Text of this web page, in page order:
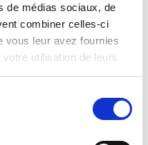
de médias sociaux, de
combiner celles-ci
vous leur avez fournies
utilisation de leurs
OUVERTS
LES PROFILS